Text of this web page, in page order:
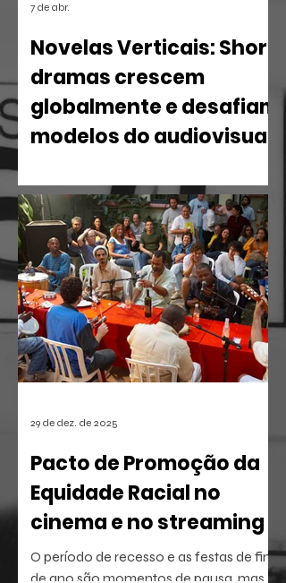
Novelas Verticais: Short
dramas crescem
globalmente e desafiam
modelos do audiovisual
em 2026 confirma uma tendência
irreversível: o espectador busca
narrativas ágeis, dramáticas e
estritamente verticais.
7 de abr.
Pacto de Promoção da
Equidade Racial no
cinema e no streaming
O período de recesso e as festas de fim
de ano são momentos de pausa, mas
29 de dez. de 2025